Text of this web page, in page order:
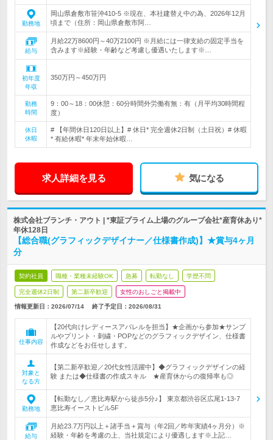
勤務地
岡山県倉敷市笹沖410-5 ※現在、本社建替え中の為、2026年12月
頃まで（住所：岡山県倉敷市阿…
給与
月給22万8600円～40万2100円 ※月給には一律支給の固定手当を
含みます※経験・年齢など考慮し優遇いたします※…
初年度
年収
350万円～450万円
勤務
時間
9：00～18：00休憩：60分時間外労働有無：有（月平均30時間程
度）
休日
休暇
# 【年間休日120日以上】# 休日* 完全週休2日制（土日祝）# 休暇
* 有給休暇* 年末年始休暇…
求人詳細を見る 気になる
株式会社ブランチ・アウト | *東証プライム上場のグループ会社*産育休あり*
年休128日
【総合職(グラフィックデザイナー／仕様書作成)】★賞与4ヶ月
分
契約社員 職種・業種未経験OK 急募 転勤なし 学歴不問
完全週休2日制 第二新卒歓迎 女性のおしごと掲載中
情報更新日：2026/07/14 終了予定日： 2026/08/31
仕事内容
【20代向けレディースアパレルを担当】★企画から参加★サンプ
ルやプリント・刺繍・POPなどのグラフィックデザイン、仕様書
作成などをお任せします。
対象と
なる方
【第二新卒歓迎／20代女性活躍中】◆グラフィックデザインの経
験 または◆仕様書の作成スキル ★産育休からの復帰率も◎
勤務地
【転勤なし／恵比寿駅から徒歩5分♪】 東京都渋谷区広尾1-13-7
恵比寿イーストビル5F
給与
月給23.7万円以上＋諸手当＋賞与（年2回／昨年実績4ヶ月分）※
経験・年齢を考慮の上、当社規定により優遇します※上記…